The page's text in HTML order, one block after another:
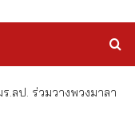
.ลป. ร่วมวางพวงมาลา